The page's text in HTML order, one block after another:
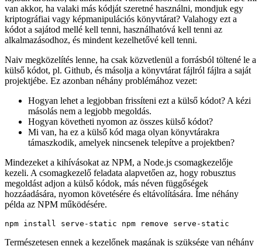
Mint láthatta, nem olyan nehéz a saját kódját kezelni. Az alkalmazás
fájlban tárolható, az alkalmazott változtatások csak maradnak. De mi
van akkor, ha valaki más kódját szeretné használni, mondjuk egy
kódot a sajátod mellé kell tenni, használhatóvá kell tenni az
alkalmazásodhoz, és mindent kezelhetővé kell tenni.
külső kódot, pl. Github, és másolja a könyvtárat fájlról fájlra a saját
projektjébe. Ez azonban néhány problémához vezet:
Hogyan lehet a legjobban frissíteni ezt a külső kódot? A kézi
másolás nem a legjobb megoldás.
Mi van, ha ez a külső kód maga olyan könyvtárakra
támaszkodik, amelyek nincsenek telepítve a projektben?
Mindezeket a kihívásokat az NPM, a Node.js csomagkezelője
kezeli. A csomagkezelő feladata alapvetően az, hogy robusztus
hozzáadására, nyomon követésére és eltávolítására. Íme néhány
példa az NPM működésére.